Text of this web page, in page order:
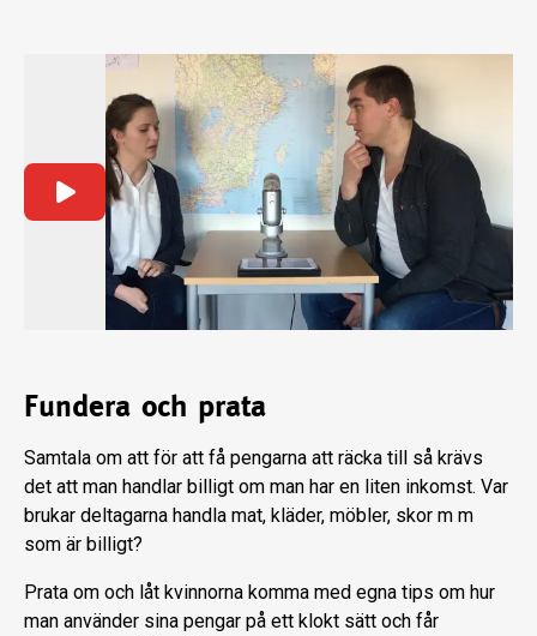
Fundera och prata
Samtala om att för att få pengarna att räcka till så krävs
det att man handlar billigt om man har en liten inkomst. Var
brukar deltagarna handla mat, kläder, möbler, skor m m
som är billigt?
Prata om och låt kvinnorna komma med egna tips om hur
man använder sina pengar på ett klokt sätt och får